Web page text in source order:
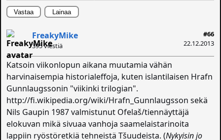
Vastaa Lainaa
#66
22.12.2013
FreakyMike
395 viestiä
Katsoin viikonlopun aikana muutamia vähän
harvinaisempia historialeffoja, kuten islantilaisen Hrafn
Gunnlaugssonin "viikinki trilogian".
http://fi.wikipedia.org/wiki/Hrafn_Gunnlaugsson sekä
Nils Gaupin 1987 valmistunut Ofelaš/tiennäyttäjä
elokuvan mikä sivuaa vanhoja saamelaistarinoita
lappiin ryöstöretkiä tehneistä Tšuudeista. (Nykyisin jo